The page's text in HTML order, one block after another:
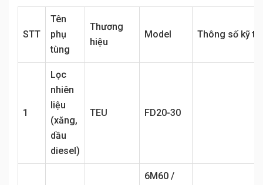
STT
Tên
phụ
tùng
Thương
hiệu
Model Thông số kỹ
1
Lọc
nhiên
liệu
(xăng,
dầu
diesel)
TEU FD20-30
6M60 /